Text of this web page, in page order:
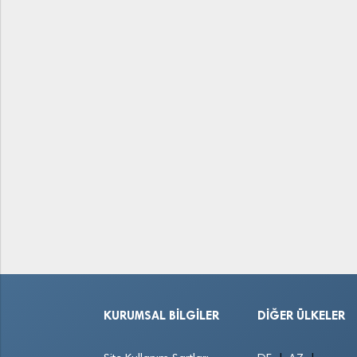
KURUMSAL BILGILER DIĞER ÜLKELER